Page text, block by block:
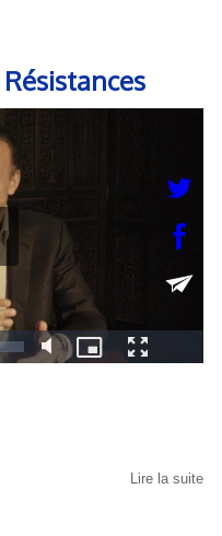
Lire la suite